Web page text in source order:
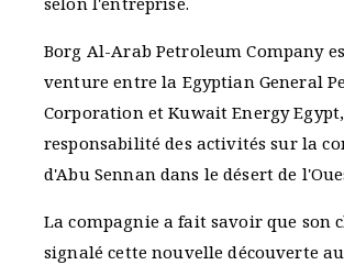
Borg Al-Arab Petroleum Company
venture entre la Egyptian General
Corporation et Kuwait Energy
responsabilité des activités sur la
d'Abu Sennan dans le désert de
La compagnie a fait savoir que son
signalé cette nouvelle découverte